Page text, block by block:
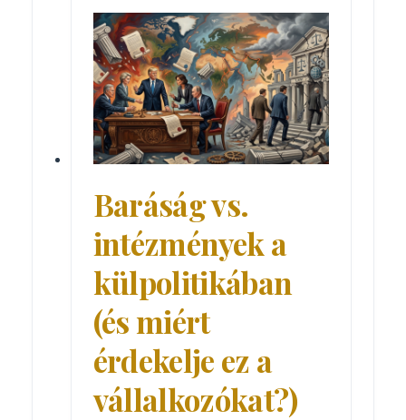
Baráság vs.
intézmények a
külpolitikában
(és miért
érdekelje ez a
vállalkozókat?)